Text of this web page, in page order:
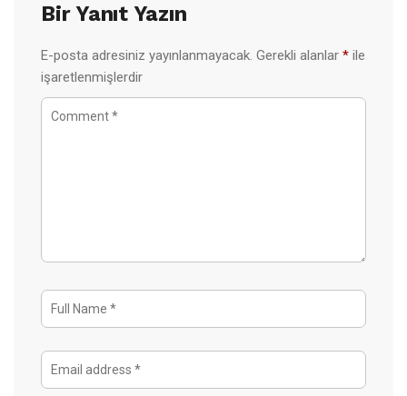
Bir Yanıt Yazın
E-posta adresiniz yayınlanmayacak. Gerekli alanlar * ile
işaretlenmişlerdir